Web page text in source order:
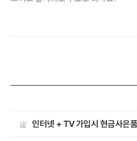
인터넷 + TV 가입시 현금사은